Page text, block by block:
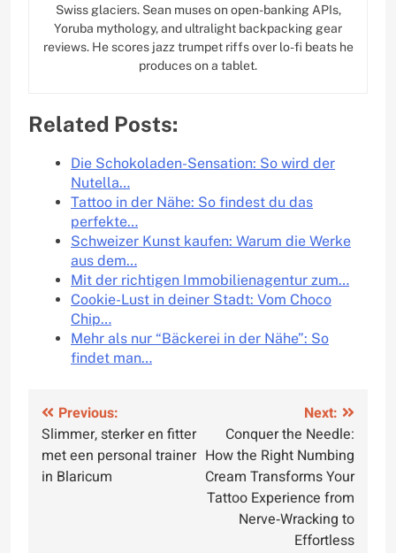
Swiss glaciers. Sean muses on open-banking APIs,
Yoruba mythology, and ultralight backpacking gear
reviews. He scores jazz trumpet riffs over lo-fi beats he
produces on a tablet.
Related Posts:
Die Schokoladen-Sensation: So wird der
Nutella…
Tattoo in der Nähe: So findest du das
perfekte…
Schweizer Kunst kaufen: Warum die Werke
aus dem…
Mit der richtigen Immobilienagentur zum…
Cookie-Lust in deiner Stadt: Vom Choco
Chip…
Mehr als nur “Bäckerei in der Nähe”: So
findet man…
Post
navigation
Previous:
Slimmer, sterker en fitter
met een personal trainer
in Blaricum
Next:
Conquer the Needle:
How the Right Numbing
Cream Transforms Your
Tattoo Experience from
Nerve‑Wracking to
Effortless